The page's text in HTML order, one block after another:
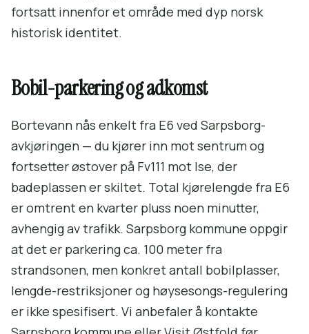
fortsatt innenfor et område med dyp norsk
historisk identitet.
Bobil-parkering og adkomst
Bortevann nås enkelt fra E6 ved Sarpsborg-
avkjøringen — du kjører inn mot sentrum og
fortsetter østover på Fv111 mot Ise, der
badeplassen er skiltet. Total kjørelengde fra E6
er omtrent en kvarter pluss noen minutter,
avhengig av trafikk. Sarpsborg kommune oppgir
at det er parkering ca. 100 meter fra
strandsonen, men konkret antall bobilplasser,
lengde-restriksjoner og høysesongs-regulering
er ikke spesifisert. Vi anbefaler å kontakte